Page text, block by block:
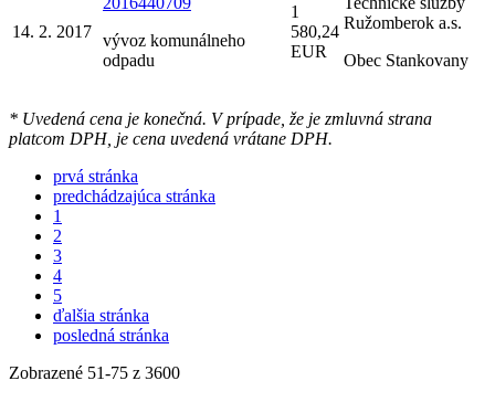
14. 2. 2017 vývoz komunálneho
odpadu
1
580,24
EUR
Ružomberok a.s.
Obec Stankovany
* Uvedená cena je konečná. V prípade, že je zmluvná strana
platcom DPH, je cena uvedená vrátane DPH.
prvá stránka
predchádzajúca stránka
1
2
3
4
5
ďalšia stránka
posledná stránka
Zobrazené 51-75 z 3600